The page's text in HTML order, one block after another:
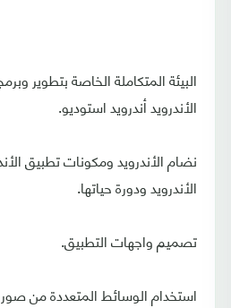
البيئة المتكاملة الخاصة بتطوير
الأندرويد أندرويد استوديو.
نضام الأندرويد ومكونات تطبيق
الأندرويد ودورة حياتها.
تصميم واجهات التطبيق.
استخدام الوسائط المتعددة من